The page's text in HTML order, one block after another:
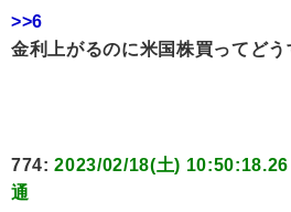
>>6
金利上がるのに米国株買ってどう
774:2023/02/18(土)
通